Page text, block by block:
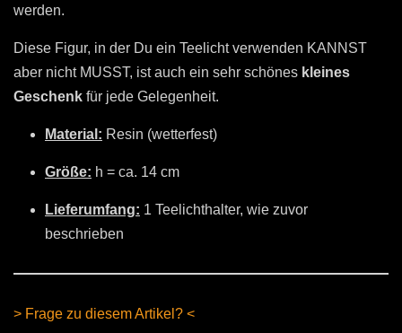
werden.
Diese Figur, in der Du ein Teelicht verwenden KANNST
aber nicht MUSST, ist auch ein sehr schönes kleines
Geschenk für jede Gelegenheit.
Material: Resin (wetterfest)
Größe: h = ca. 14 cm
Lieferumfang: 1 Teelichthalter, wie zuvor
beschrieben
> Frage zu diesem Artikel? <